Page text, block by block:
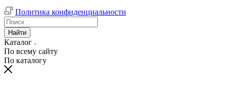
Политика конфиденциальности
Найти
Каталог
По всему сайту
По каталогу